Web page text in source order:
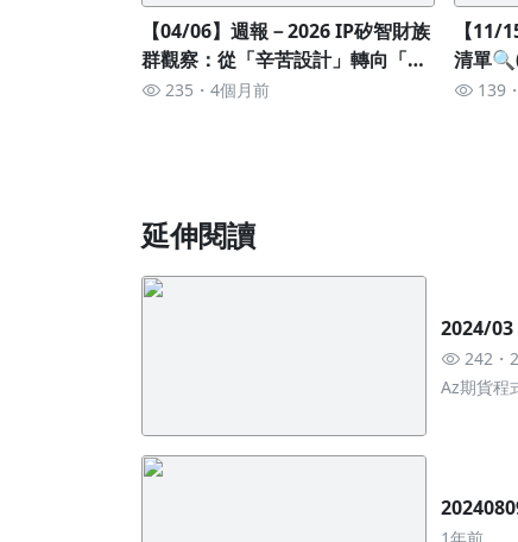
【04/06】週報－2026 IP矽智財族
群觀察：從「辛苦設計」轉向「躺
著收租」的獲利拐點
235 4個月前
【11/
清單
139
延伸閱讀
2024/03
242
Az期貨程
1年前